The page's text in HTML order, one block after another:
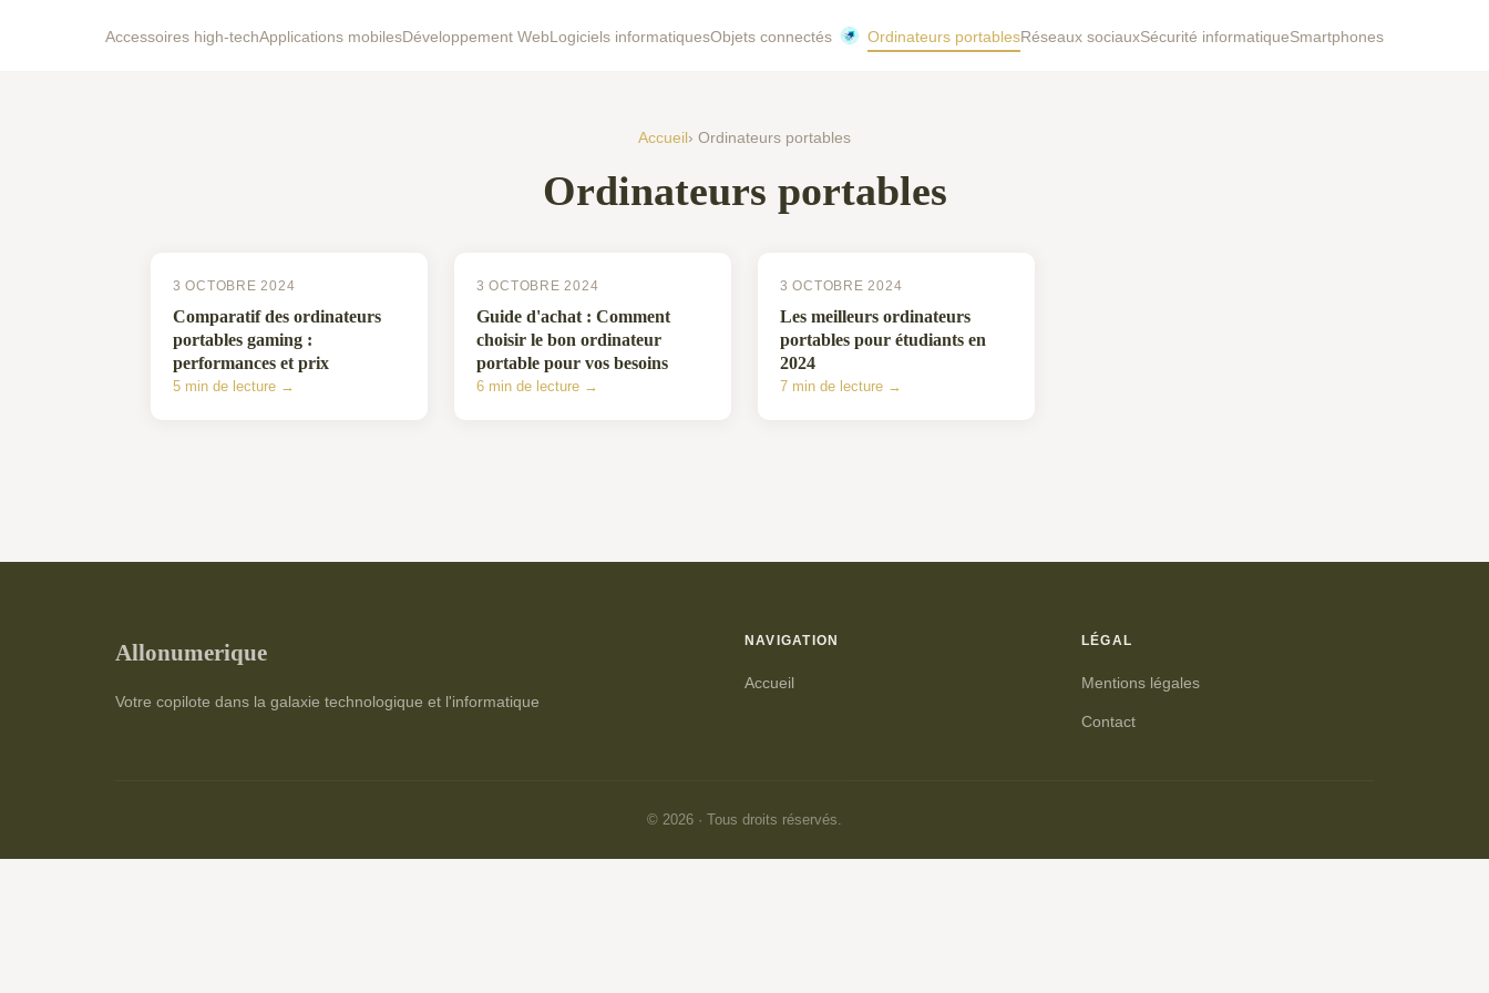
Accessoires high-techApplications mobilesDéveloppement WebLogiciels informatiquesObjets connectés Ordinateurs portablesRéseaux sociauxSécurité informatiqueSmartphones
Accueil › Ordinateurs portables
Ordinateurs portables
3 OCTOBRE 2024
Comparatif des ordinateurs
portables gaming :
performances et prix
5 min de lecture →
3 OCTOBRE 2024
Guide d'achat : Comment
choisir le bon ordinateur
portable pour vos besoins
6 min de lecture →
3 OCTOBRE 2024
Les meilleurs ordinateurs
portables pour étudiants en
2024
7 min de lecture →
Allonumerique
Votre copilote dans la galaxie technologique et l'informatique
NAVIGATION
Accueil
LÉGAL
Mentions légales
Contact
© 2026 · Tous droits réservés.